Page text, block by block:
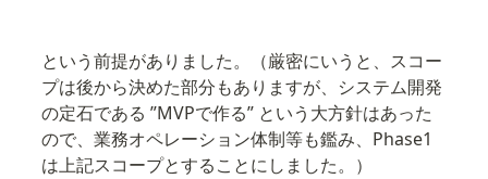
という前提がありました。（厳密にいうと、スコー
プは後から決めた部分もありますが、システム開発
の定石である ”MVPで作る” という大方針はあった
ので、業務オペレーション体制等も鑑み、Phase1
は上記スコープとすることにしました。）